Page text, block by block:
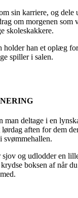
sin karriere, og dele
om morgenen
skoleskakkere.
holder han et oplæg
spiller i salen.
man deltage i en
aften for dem
svømmehallen.
sjov og udlodder en
boksen af når